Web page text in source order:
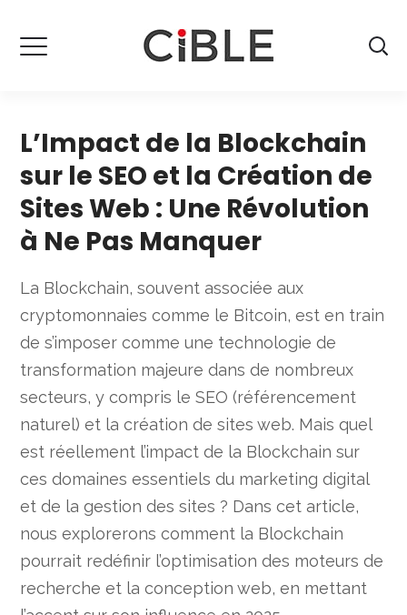
L’Impact de la Blockchain
sur le SEO et la Création de
Sites Web : Une Révolution
à Ne Pas Manquer
La Blockchain, souvent associée aux
cryptomonnaies comme le Bitcoin, est en train
de s’imposer comme une technologie de
transformation majeure dans de nombreux
secteurs, y compris le SEO (référencement
naturel) et la création de sites web. Mais quel
est réellement l’impact de la Blockchain sur
ces domaines essentiels du marketing digital
et de la gestion des sites ? Dans cet article,
nous explorerons comment la Blockchain
pourrait redéfinir l’optimisation des moteurs de
recherche et la conception web, en mettant